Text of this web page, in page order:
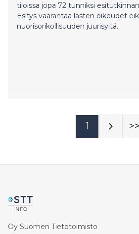
tiloissa jopa 72 tunniksi
Esitys vaarantaa lasten oikeudet
nuorisorikollisuuden juurisyitä.
1 >>
Oy Suomen Tietotoimisto